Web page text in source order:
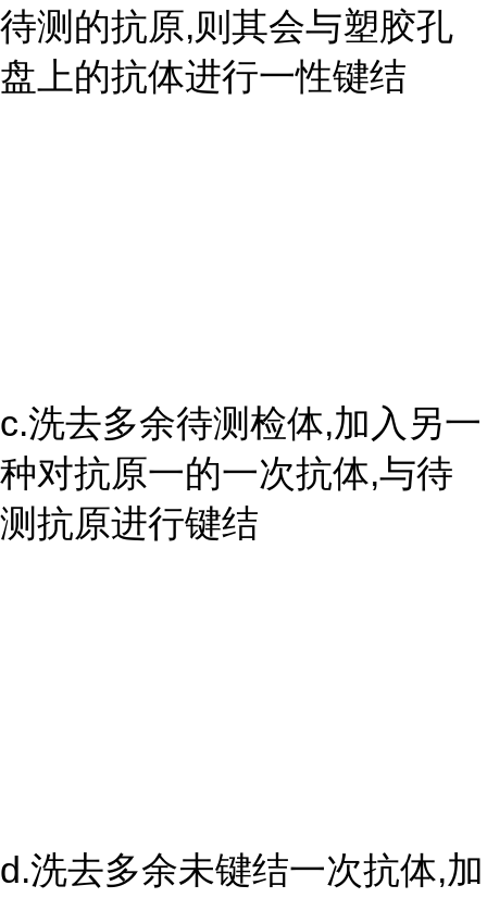
待测的抗原,则其会与塑胶孔
盘上的抗体进行一性键结
c.洗去多余待测检体,加入另一
种对抗原一的一次抗体,与待
测抗原进行键结
d.洗去多余未键结一次抗体,加